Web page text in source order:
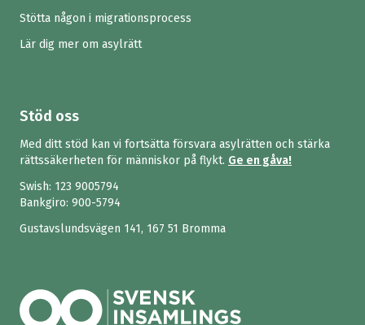
Stötta någon i migrationsprocess
Lär dig mer om asylrätt
Stöd oss
Med ditt stöd kan vi fortsätta försvara asylrätten och stärka
rättssäkerheten för människor på flykt. Ge en gåva!
Swish: 123 9005794
Bankgiro: 900-5794
Gustavslundsvägen 141, 167 51 Bromma